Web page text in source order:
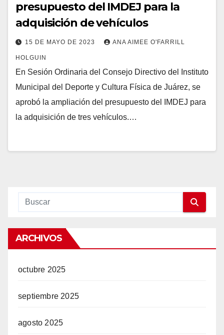
presupuesto del IMDEJ para la
adquisición de vehículos
15 DE MAYO DE 2023 ANA AIMEE O'FARRILL
HOLGUIN
En Sesión Ordinaria del Consejo Directivo del Instituto
Municipal del Deporte y Cultura Física de Juárez, se
aprobó la ampliación del presupuesto del IMDEJ para
la adquisición de tres vehículos.…
ARCHIVOS
octubre 2025
septiembre 2025
agosto 2025